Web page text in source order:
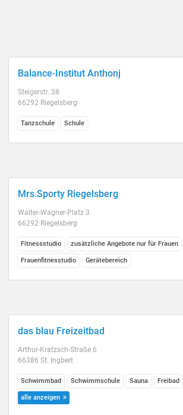
Balance-Institut Anthonj
Steigerstr. 38
66292 Riegelsberg
Tanzschule Schule
Mrs.Sporty Riegelsberg
Walter-Wagner-Platz 3
66292 Riegelsberg
Fitnessstudio zusätzliche Angebote nur für Frauen
Frauenfitnesstudio Gerätebereich
das blau Freizeitbad
Arthur-Kratzsch-Straße 6
66386 St. Ingbert
Schwimmbad Schwimmschule Sauna Freibad
alle anzeigen